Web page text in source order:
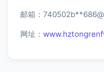
邮箱：740502b**
网址：